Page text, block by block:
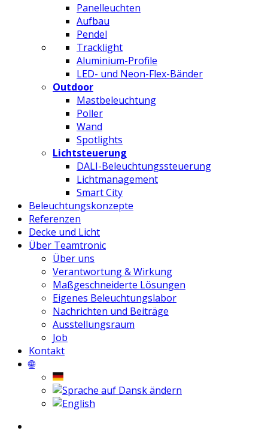
Panelleuchten
Aufbau
Pendel
Tracklight
Aluminium-Profile
LED- und Neon-Flex-Bänder
Outdoor
Mastbeleuchtung
Poller
Wand
Spotlights
Lichtsteuerung
DALI-Beleuchtungssteuerung
Lichtmanagement
Smart City
Beleuchtungskonzepte
Referenzen
Decke und Licht
Über Teamtronic
Über uns
Verantwortung & Wirkung
Maßgeschneiderte Lösungen
Eigenes Beleuchtungslabor
Nachrichten und Beiträge
Ausstellungsraum
Job
Kontakt
🌐